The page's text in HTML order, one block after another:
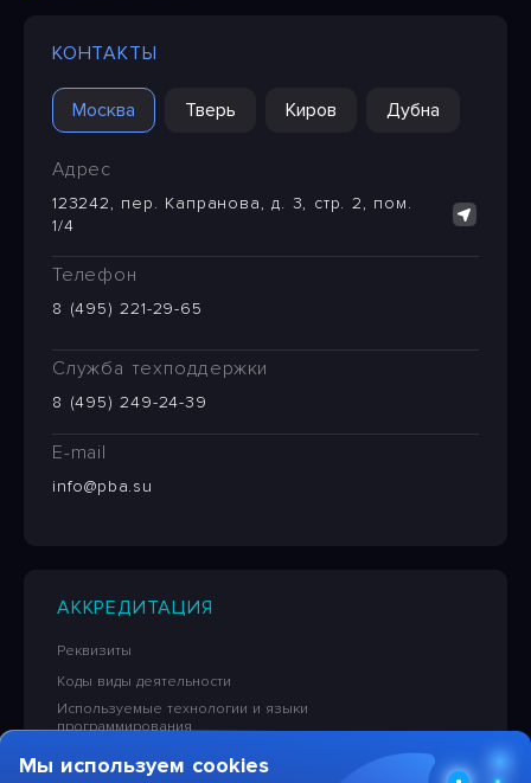
КОНТАКТЫ
Москва Тверь Киров Дубна
Адрес
123242, пер. Капранова, д. 3, стр. 2, пом.
1/4
Телефон
8 (495) 221-29-65
Служба техподдержки
8 (495) 249-24-39
E-mail
info@pba.su
АККРЕДИТАЦИЯ
Реквизиты
Коды виды деятельности
Используемые технологии и языки
программирования
Сведения об исключительных правах на ПО
Мы используем cookies